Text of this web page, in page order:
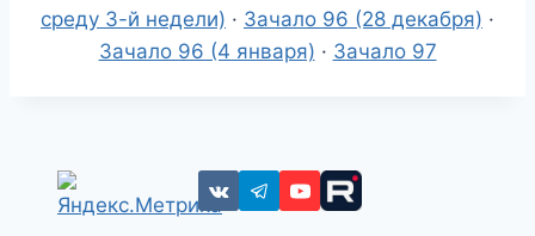
среду 3-й недели) · Зачало 96 (28 декабря) ·
Зачало 96 (4 января) · Зачало 97